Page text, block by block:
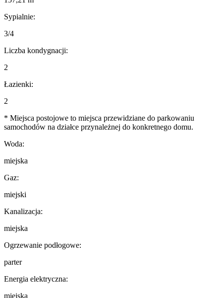
Sypialnie:
3/4
Liczba kondygnacji:
2
Łazienki:
2
* Miejsca postojowe to miejsca przewidziane do parkowaniu
samochodów na działce przynależnej do konkretnego domu.
Woda:
miejska
Gaz:
miejski
Kanalizacja:
miejska
Ogrzewanie podłogowe:
parter
Energia elektryczna:
miejska